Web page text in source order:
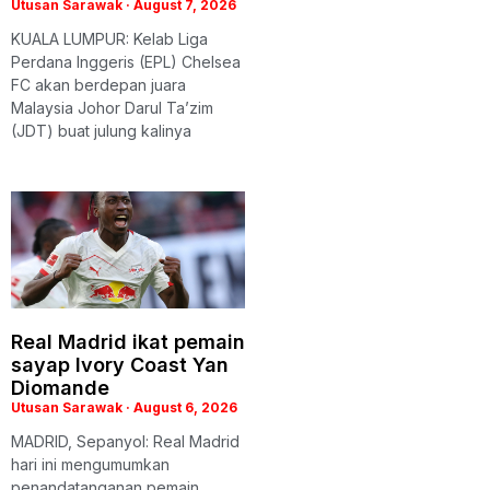
Utusan Sarawak August 7, 2026
KUALA LUMPUR: Kelab Liga
Perdana Inggeris (EPL) Chelsea
FC akan berdepan juara
Malaysia Johor Darul Ta’zim
(JDT) buat julung kalinya
Real Madrid ikat pemain
sayap Ivory Coast Yan
Diomande
Utusan Sarawak August 6, 2026
MADRID, Sepanyol: Real Madrid
hari ini mengumumkan